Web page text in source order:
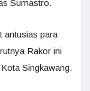
Sumastro.
antusias para
Rakor ini
Singkawang.